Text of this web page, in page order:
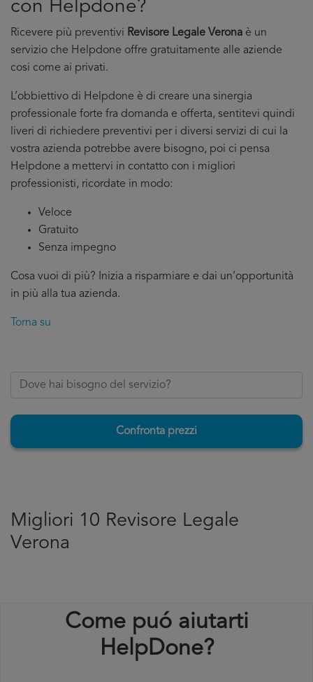
con Helpdone?
Ricevere più preventivi Revisore Legale Verona è un
servizio che Helpdone offre gratuitamente alle aziende
cosi come ai privati.
L’obbiettivo di Helpdone è di creare una sinergia
professionale forte fra domanda e offerta, sentitevi quindi
liveri di richiedere preventivi per i diversi servizi di cui la
vostra azienda potrebbe avere bisogno, poi ci pensa
Helpdone a mettervi in contatto con i migliori
professionisti, ricordate in modo:
Veloce
Gratuito
Senza impegno
Cosa vuoi di più? Inizia a risparmiare e dai un’opportunità
in più alla tua azienda.
Torna su
Confronta prezzi
Migliori 10 Revisore Legale
Verona
Come puó aiutarti
HelpDone?